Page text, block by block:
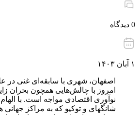
0 دیدگاه
۱ آبان ۱۴۰۳
اصفهان، شهری با سابقه‌ای غنی در
امروز با چالش‌هایی همچون بحران
نوآوری اقتصادی مواجه است. با
شانگهای و توکیو که به مراکز